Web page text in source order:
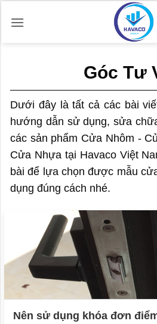
qua
Góc Tư
Dưới đây là tất cả các bài
hướng dẫn sử dụng, sửa
các sản phẩm Cửa Nhôm -
Cửa Nhựa tại Havaco Việt
bài để lựa chọn được mẫu
dụng đúng cách nhé.
Nên sử dụng khóa đơn